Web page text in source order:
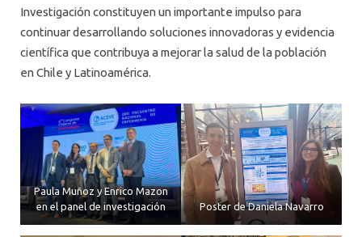
Investigación constituyen un importante impulso para
continuar desarrollando soluciones innovadoras y evidencia
científica que contribuya a mejorar la salud de la población
en Chile y Latinoamérica.
Paula Muñoz y Enrico Mazon
en el panel de investigación
Poster de Daniela Navarro